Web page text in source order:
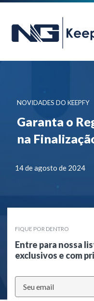
NOVIDADES DO KEEPFY
Garanta o
na
14 de agosto de 2024
FIQUE POR DENTRO
Entre para nossa
exclusivos e com